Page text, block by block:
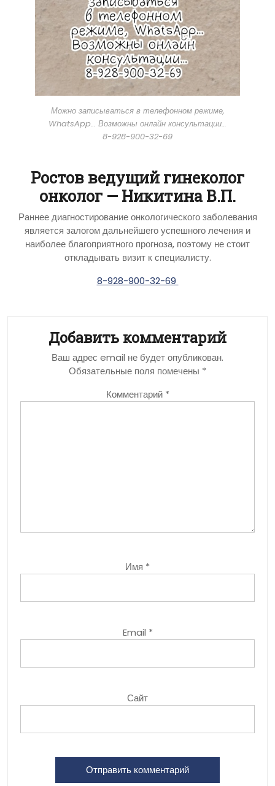
Можно записываться в телефонном режиме,
WhatsApp… Возможны онлайн консультации…
8-928-900-32-69
Ростов ведущий гинеколог
онколог — Никитина В.П.
Раннее диагностирование онкологического заболевания
является залогом дальнейшего успешного лечения и
наиболее благоприятного прогноза, поэтому не стоит
откладывать визит к специалисту.
8-928-900-32-69
Добавить комментарий
Ваш адрес email не будет опубликован.
Обязательные поля помечены *
Комментарий *
Имя *
Email *
Сайт